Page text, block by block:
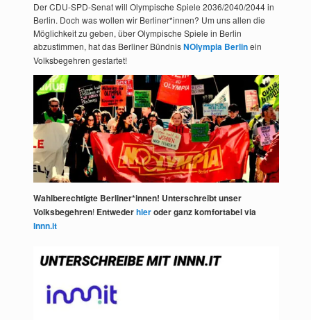
Der CDU-SPD-Senat will Olympische Spiele 2036/2040/2044 in
Berlin. Doch was wollen wir Berliner*innen? Um uns allen die
Möglichkeit zu geben, über Olympische Spiele in Berlin
abzustimmen, hat das Berliner BündnisNOlympia Berlinein
Volksbegehren gestartet!
Wahlberechtigte Berliner*innen! Unterschreibt unser
Volksbegehren! Entwederhieroder ganz komfortabel via
Innn.it